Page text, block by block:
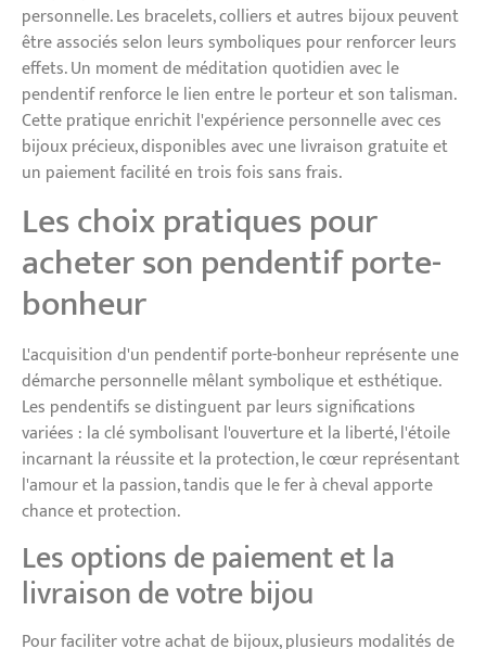
personnelle. Les bracelets, colliers et autres bijoux peuvent
être associés selon leurs symboliques pour renforcer leurs
effets. Un moment de méditation quotidien avec le
pendentif renforce le lien entre le porteur et son talisman.
Cette pratique enrichit l'expérience personnelle avec ces
bijoux précieux, disponibles avec une livraison gratuite et
un paiement facilité en trois fois sans frais.
Les choix pratiques pour
acheter son pendentif porte-
bonheur
L'acquisition d'un pendentif porte-bonheur représente une
démarche personnelle mêlant symbolique et esthétique.
Les pendentifs se distinguent par leurs significations
variées : la clé symbolisant l'ouverture et la liberté, l'étoile
incarnant la réussite et la protection, le cœur représentant
l'amour et la passion, tandis que le fer à cheval apporte
chance et protection.
Les options de paiement et la
livraison de votre bijou
Pour faciliter votre achat de bijoux, plusieurs modalités de